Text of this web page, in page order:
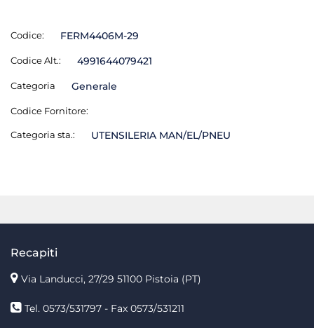
Codice: FERM4406M-29
Codice Alt.: 4991644079421
Categoria Generale
Codice Fornitore:
Categoria sta.: UTENSILERIA MAN/EL/PNEU
Recapiti
Via Landucci, 27/29 51100 Pistoia (PT)
Tel. 0573/531797 - Fax 0573/531211